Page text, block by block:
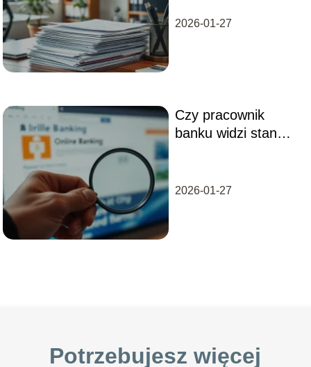
dla przedsiębiorców
2026-01-27
Czy pracownik
banku widzi stan
2026-01-27
Potrzebujesz więcej